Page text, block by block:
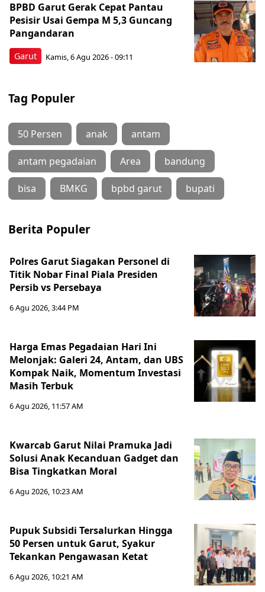
Garut
BPBD Garut Gerak Cepat Pantau
Pesisir Usai Gempa M 5,3 Guncang
Pangandaran
Kamis, 6 Agu 2026 - 09:11
Tag Populer
50 Persen anak antam
antam pegadaian Area bandung
bisa BMKG bpbd garut bupati
Berita Populer
Polres Garut Siagakan Personel di
Titik Nobar Final Piala Presiden
Persib vs Persebaya
6 Agu 2026, 3:44 PM
Harga Emas Pegadaian Hari Ini
Melonjak: Galeri 24, Antam, dan UBS
Kompak Naik, Momentum Investasi
Masih Terbuk
6 Agu 2026, 11:57 AM
Kwarcab Garut Nilai Pramuka Jadi
Solusi Anak Kecanduan Gadget dan
Bisa Tingkatkan Moral
6 Agu 2026, 10:23 AM
Pupuk Subsidi Tersalurkan Hingga
50 Persen untuk Garut, Syakur
Tekankan Pengawasan Ketat
6 Agu 2026, 10:21 AM